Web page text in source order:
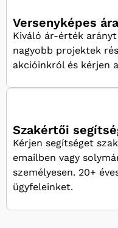
Versenyképes
Kiváló ár-érték
nagyobb projektek
akcióinkról és kérjen
Szakértői
Kérjen segítséget
emailben vagy
személyesen. 20+
ügyfeleinket.